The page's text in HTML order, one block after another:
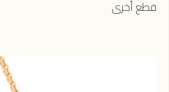
قطع أخرى